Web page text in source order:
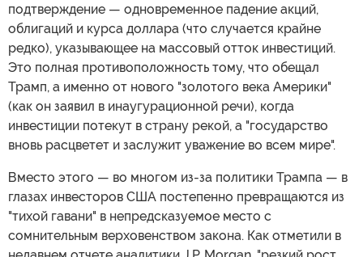
подтверждение — одновременное падение акций,
облигаций и курса доллара (что случается крайне
редко), указывающее на массовый отток инвестиций.
Это полная противоположность тому, что обещал
Трамп, а именно от нового "золотого века Америки"
(как он заявил в инаугурационной речи), когда
инвестиции потекут в страну рекой, а "государство
вновь расцветет и заслужит уважение во всем мире".
Вместо этого — во многом из-за политики Трампа — в
глазах инвесторов США постепенно превращаются из
"тихой гавани" в непредсказуемое место с
сомнительным верховенством закона. Как отметили в